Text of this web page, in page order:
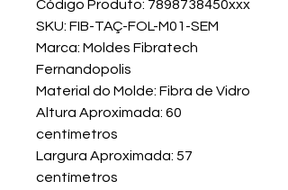
Código Produto: 7898738450xxx
SKU: FIB-TAÇ-FOL-M01-SEM
Marca: Moldes Fibratech
Fernandopolis
Material do Molde: Fibra de Vidro
Altura Aproximada: 60
centímetros
Largura Aproximada: 57
centímetros